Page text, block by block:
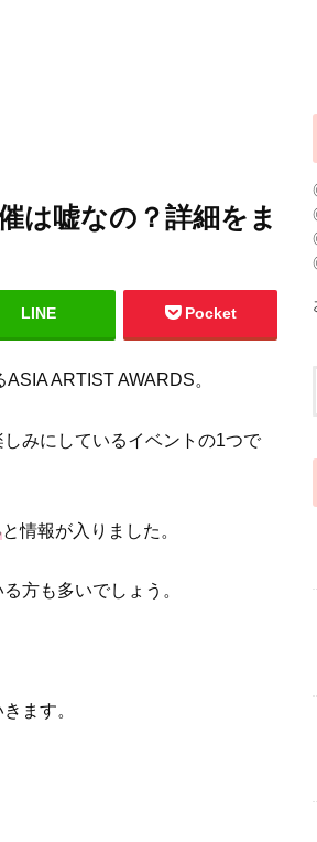
は嘘なの？詳細をま
LINE Pocket
ARTIST AWARDS。
みにしているイベントの1つで
と情報が入りました。
方も多いでしょう。
ます。